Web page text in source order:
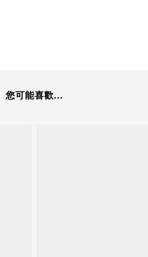
您可能喜歡...